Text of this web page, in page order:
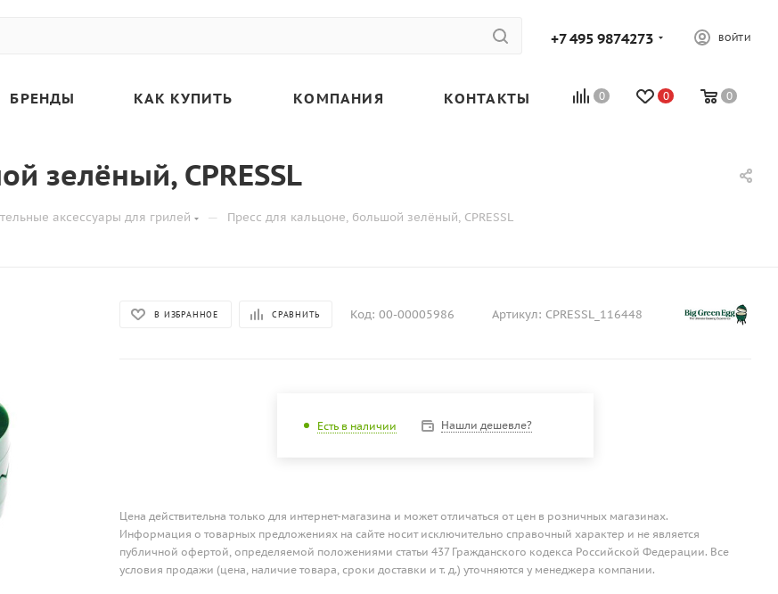
+7 495 9874273 ВОЙТИ
0 0 0
БРЕНДЫ КАК КУПИТЬ КОМПАНИЯ КОНТАКТЫ
зелёный, CPRESSL
аксессуары для грилей — Пресс для кальцоне, большой зелёный, CPRESSL
В ИЗБРАННОЕ СРАВНИТЬ Код: 00-00005986 Артикул: CPRESSL_116448
Есть в наличии Нашли дешевле?
Цена действительна только для интернет-магазина и может отличаться от цен в розничных магазинах.
Информация о товарных предложениях на сайте носит исключительно справочный характер и не является
публичной офертой, определяемой положениями статьи 437 Гражданского кодекса Российской Федерации. Все
условия продажи (цена, наличие товара, сроки доставки и т. д.) уточняются у менеджера компании.